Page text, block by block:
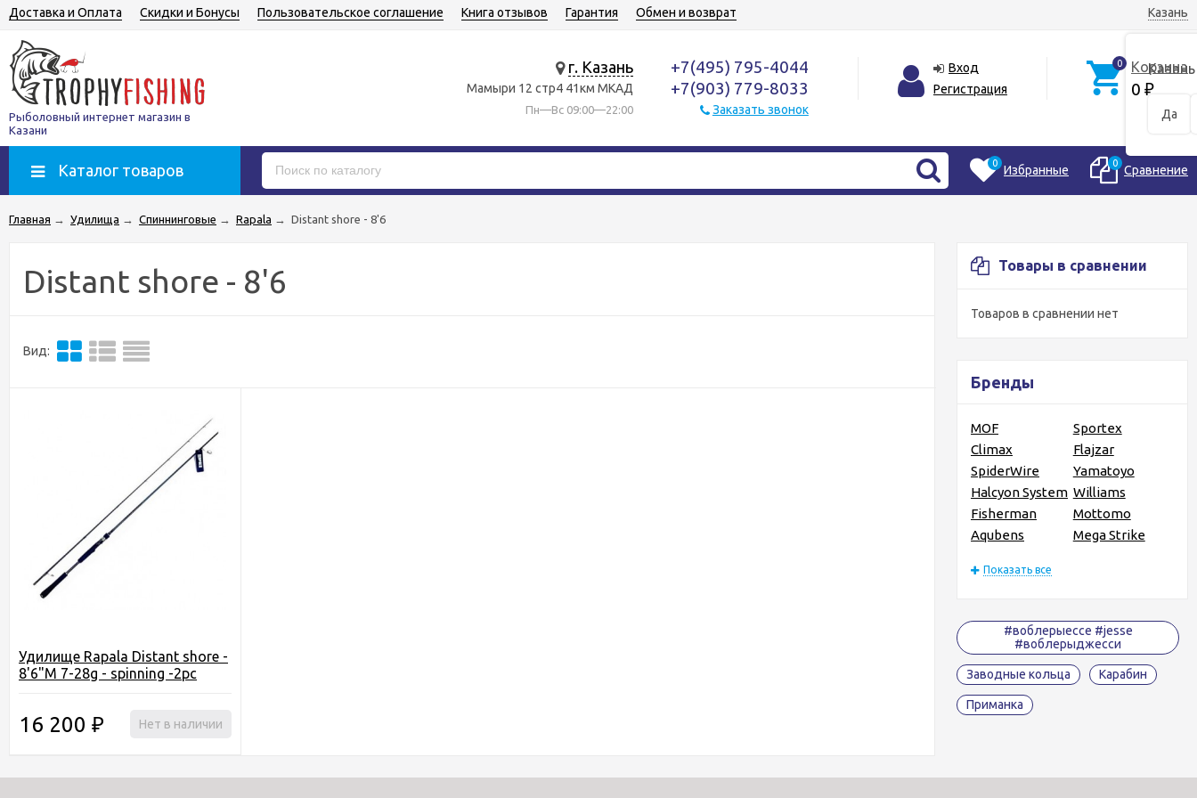
Казань
Да
Доставка и Оплата Скидки и Бонусы Пользовательское соглашение Книга отзывов Гарантия Обмен и возврат
Рыболовный интернет магазин в
Казани
г. Казань
Мамыри 12 стр4 41км МКАД
Пн—Вс 09:00—22:00
+7(495) 795-4044
+7(903) 779-8033
Заказать звонок
Вход
Регистрация
0 Корзина
0 ₽
Каталог товаров 0 Избранные 0 Сравнение
Главная → Удилища → Спиннинговые → Rapala → Distant shore - 8'6
Товары в сравнении
Товаров в сравнении нет
Бренды
MOF
Sportex
Climax
Flajzar
SpiderWire
Yamatoyo
Halcyon System Williams
Fisherman
Mottomo
Aqubens
Mega Strike
Показать все
#воблерыессе #jesse
#воблерыджесси
Заводные кольца Карабин
Приманка
Distant shore - 8'6
Вид:
Удилище Rapala Distant shore -
8'6"M 7-28g - spinning -2pc
16 200 ₽ Нет в наличии